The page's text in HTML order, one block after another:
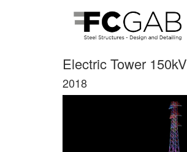
Electric Tower 150kV
2018